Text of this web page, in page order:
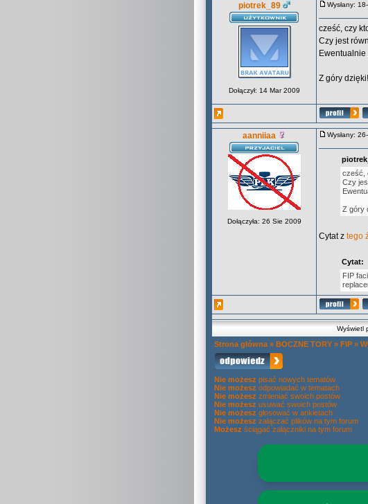
piotrek_89
Dołączył: 14 Mar 2009
Wysłany:
cześć, czy
Czy jest
Z góry dzięki!
aanniiaa
Dołączyła: 26 Sie 2009
Wysłany:
cześć,
Czy
Z góry
Cytat z tego
Cytat:
FIP
Wyświetl
Strona główna » BOCZNE TORY » FIP »
Nie możesz pisać nowych tematów
Nie możesz odpowiadać w tematach
Nie możesz zmieniać swoich postów
Nie możesz usuwać swoich postów
Nie możesz głosować w ankietach
Nie możesz załączać plików na tym forum
Możesz ściągać załączniki na tym forum